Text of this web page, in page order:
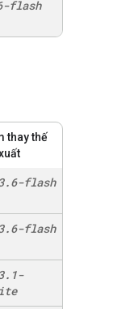
flash
thay thế
.6-flash
.6-flash
. 1-